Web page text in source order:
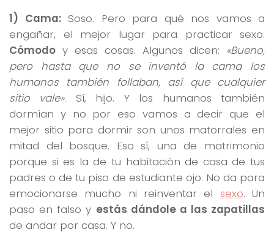
1) Cama:Soso. Pero para qué nos vamos a
engañar, el mejor lugar para practicar sexo.
Cómodo y esas cosas. Algunos dicen: «Bueno,
pero hasta que no se inventó la cama los
humanos también follaban, así que cualquier
sitio vale». Sí, hijo. Y los humanos también
dormían y no por eso vamos a decir que el
mejor sitio para dormir son unos matorrales en
mitad del bosque. Eso sí, una de matrimonio
porque si es la de tu habitación de casa de tus
padres o de tu piso de estudiante ojo. No da para
emocionarse mucho ni reinventar el sexo. Un
paso en falso y estás dándole a las zapatillas
de andar por casa. Y no.